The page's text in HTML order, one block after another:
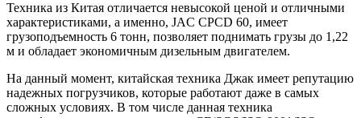
Техника из Китая отличается невысокой ценой и отличными
характеристиками, а именно, JAC CPCD 60, имеет
грузоподъемность 6 тонн, позволяет поднимать грузы до 1,22
м и обладает экономичным дизельным двигателем.
На данный момент, китайская техника Джак имеет репутацию
надежных погрузчиков, которые работают даже в самых
сложных условиях. В том числе данная техника